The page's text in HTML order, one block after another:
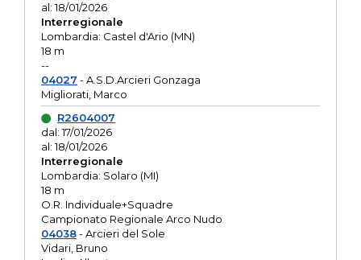
al: 18/01/2026
Interregionale
Lombardia: Castel d'Ario (MN)
18 m
--
04027 - A.S.D.Arcieri Gonzaga
Migliorati, Marco
R2604007
dal: 17/01/2026
al: 18/01/2026
Interregionale
Lombardia: Solaro (MI)
18 m
O.R. Individuale+Squadre
Campionato Regionale Arco Nudo
04038- Arcieri del Sole
Vidari, Bruno